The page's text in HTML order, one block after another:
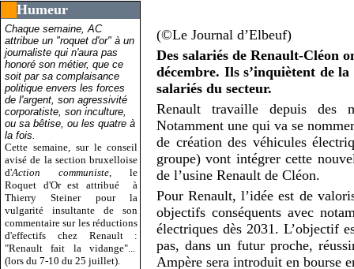
Humeur
Chaque semaine, AC
attribue un "roquet d'or" à un
journaliste qui n'aura pas
honoré son métier, que ce
soit par sa complaisance
politique envers les forces
de l'argent, son agressivité
corporatiste, son inculture,
ou sa bêtise, ou les quatre à
la fois.
Cette semaine, sur le conseil
avisé de la section bruxelloise
d'Action communiste , le
Roquet d'Or est attribué
à
Thierry Steiner pour la
vulgarité insultante de son
commentaire sur les réductions
d'effectifs chez Renault :
"Renault fait la vidange"...
(lors du 7-10 du 25 juillet).
(©Le Journal d’Elbeuf)
Des salariés de Renault-Cléon
décembre. Ils s’inquiètent de
salariés du secteur.
Renault travaille depuis des
Notamment une qui va se
de création des véhicules
groupe) vont intégrer cette
de l’usine Renault de Cléon.
Pour Renault, l’idée est de
objectifs conséquents avec
électriques dès 2031. L’objectif
pas, dans un futur proche,
Ampère sera introduit en bourse